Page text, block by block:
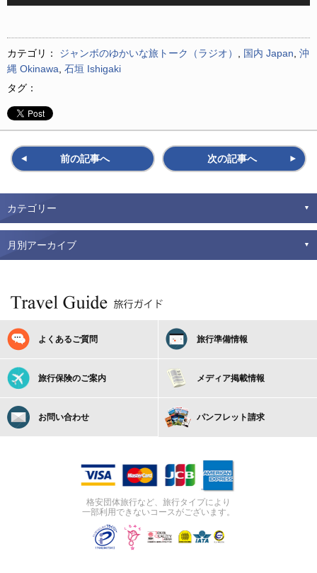
ヤ
ー
カテゴリ： ジャンボのゆかいな旅トーク（ラジオ） 国内 Japan 沖
縄 Okinawa 石垣 Ishigaki
タグ：
前の記事へ 次の記事へ
カテゴリー
月別アーカイブ
よくあるご質問 旅行準備情報
旅行保険のご案内 メディア掲載情報
お問い合わせ パンフレット請求
格安団体旅行など、旅行タイプにより
一部利用できないコースがございます。